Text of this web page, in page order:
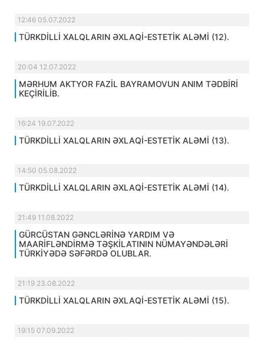
12:46 05.07.2022
TÜRKDİLLİ XALQLARIN ƏXLAQİ-ESTETİK ALƏMİ (12).
20:04 12.07.2022
MƏRHUM AKTYOR FAZİL BAYRAMOVUN ANIM TƏDBİRİ
KEÇİRİLİB.
16:24 19.07.2022
TÜRKDİLLİ XALQLARIN ƏXLAQİ-ESTETİK ALƏMİ (13).
14:50 05.08.2022
TÜRKDİLLİ XALQLARIN ƏXLAQİ-ESTETİK ALƏMİ (14).
21:49 11.08.2022
GÜRCÜSTAN GƏNCLƏRİNƏ YARDIM VƏ
MAARİFLƏNDİRMƏ TƏŞKİLATININ NÜMAYƏNDƏLƏRİ
TÜRKİYƏDƏ SƏFƏRDƏ OLUBLAR.
21:19 23.08.2022
TÜRKDİLLİ XALQLARIN ƏXLAQİ-ESTETİK ALƏMİ (15).
19:15 07.09.2022